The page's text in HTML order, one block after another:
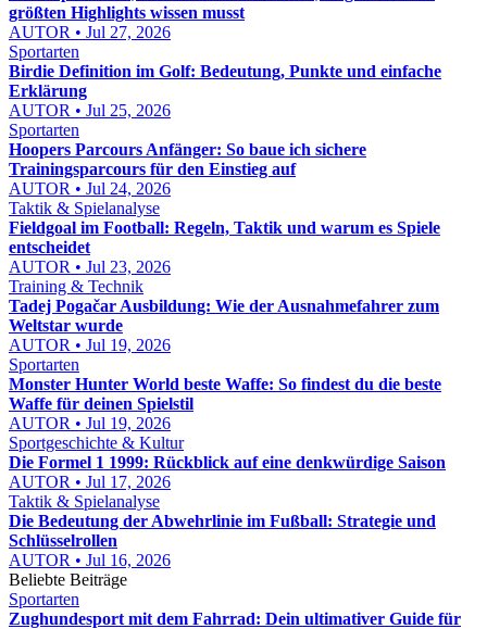
größten Highlights wissen musst
AUTOR • Jul 27, 2026
Sportarten
Birdie Definition im Golf: Bedeutung, Punkte und einfache
Erklärung
AUTOR • Jul 25, 2026
Sportarten
Hoopers Parcours Anfänger: So baue ich sichere
Trainingsparcours für den Einstieg auf
AUTOR • Jul 24, 2026
Taktik & Spielanalyse
Fieldgoal im Football: Regeln, Taktik und warum es Spiele
entscheidet
AUTOR • Jul 23, 2026
Training & Technik
Tadej Pogačar Ausbildung: Wie der Ausnahmefahrer zum
Weltstar wurde
AUTOR • Jul 19, 2026
Sportarten
Monster Hunter World beste Waffe: So findest du die beste
Waffe für deinen Spielstil
AUTOR • Jul 19, 2026
Sportgeschichte & Kultur
Die Formel 1 1999: Rückblick auf eine denkwürdige Saison
AUTOR • Jul 17, 2026
Taktik & Spielanalyse
Die Bedeutung der Abwehrlinie im Fußball: Strategie und
Schlüsselrollen
AUTOR • Jul 16, 2026
Beliebte Beiträge
Sportarten
Zughundesport mit dem Fahrrad: Dein ultimativer Guide für